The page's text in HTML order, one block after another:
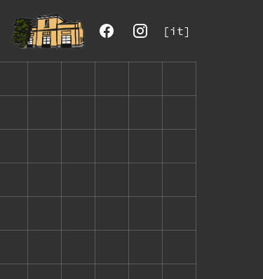
[it]